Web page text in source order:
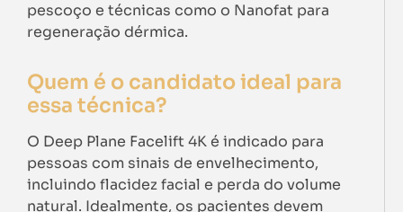
pescoço e técnicas como o Nanofat para
regeneração dérmica.
Quem é o candidato ideal para
essa técnica?
O Deep Plane Facelift 4K é indicado para
pessoas com sinais de envelhecimento,
incluindo flacidez facial e perda do volume
natural. Idealmente, os pacientes devem